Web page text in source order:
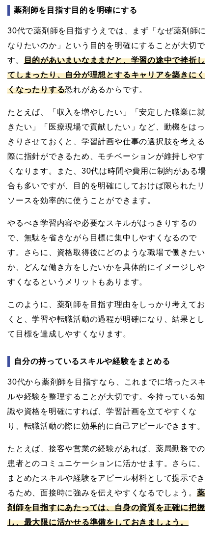
薬剤師を目指す目的を明確にする
30代で薬剤師を目指すうえでは、まず「なぜ薬剤師に
なりたいのか」という目的を明確にすることが大切で
す。 目的があいまいなままだと、学習の途中で挫折し
てしまったり、自分が理想とするキャリアを築きにく
くなったりする恐れがあるからです。
たとえば、「収入を増やしたい」「安定した職業に就
きたい」「医療現場で貢献したい」など、動機をはっ
きりさせておくと、学習計画や仕事の選択肢を考える
際に指針ができるため、モチベーションが維持しやす
くなります。また、30代は時間や費用に制約がある場
合も多いですが、目的を明確にしておけば限られたリ
ソースを効率的に使うことができます。
やるべき学習内容や必要なスキルがはっきりするの
で、無駄を省きながら目標に集中しやすくなるので
す。さらに、資格取得後にどのような職場で働きたい
か、どんな働き方をしたいかを具体的にイメージしや
すくなるというメリットもあります。
このように、薬剤師を目指す理由をしっかり考えてお
くと、学習や転職活動の過程が明確になり、結果とし
て目標を達成しやすくなります。
自分の持っているスキルや経験をまとめる
30代から薬剤師を目指すなら、これまでに培ったスキ
ルや経験を整理することが大切です。今持っている知
識や資格を明確にすれば、学習計画を立てやすくな
り、転職活動の際に効果的に自己アピールできます。
たとえば、接客や営業の経験があれば、薬局勤務での
患者とのコミュニケーションに活かせます。さらに、
まとめたスキルや経験をアピール材料として提示でき
るため、面接時に強みを伝えやすくなるでしょう。 薬
剤師を目指すにあたっては、自身の資質を正確に把握
し、最大限に活かせる準備をしておきましょう。